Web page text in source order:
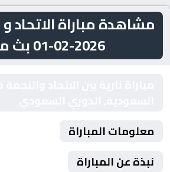
مشاهدة مباراة الاتحاد
2026-02-01 بث مباشر
معلومات المباراة
نبذة عن المباراة